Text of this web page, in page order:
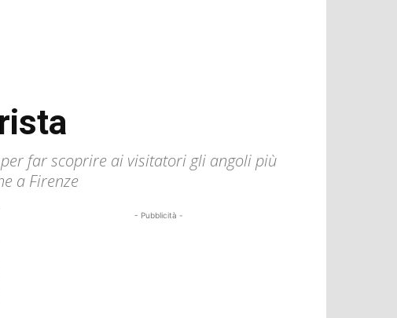
far scoprire ai visitatori gli angoli più
a Firenze
- Pubblicità -